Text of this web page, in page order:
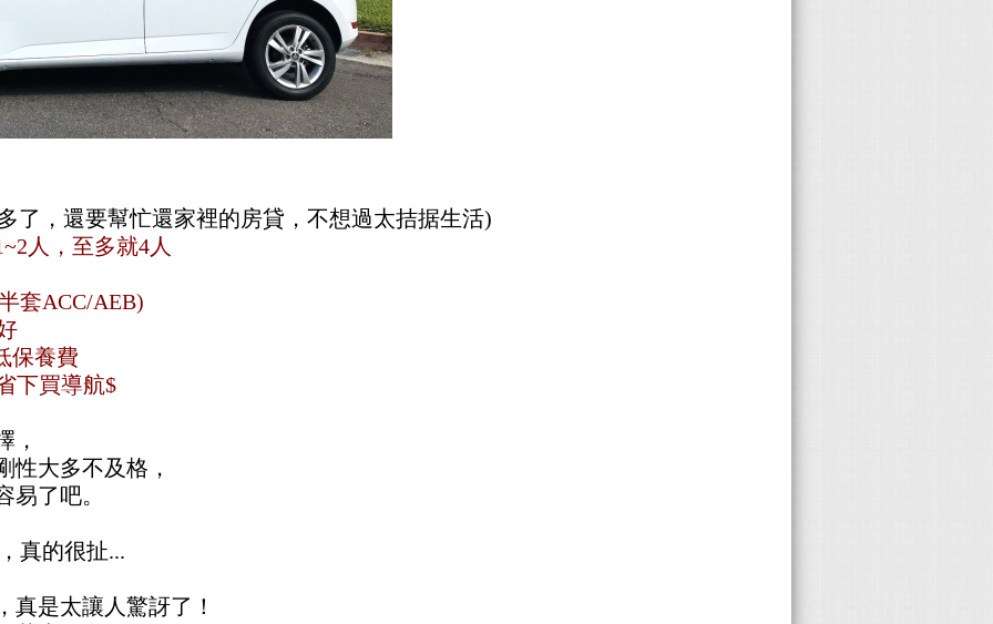
了，還要幫忙還家裡的房貸，不想過太拮据生活)
人，至多就4人
套ACC/AEB)
保養費
下買導航$
，
性大多不及格，
了吧。
真的很扯...
真是太讓人驚訝了！